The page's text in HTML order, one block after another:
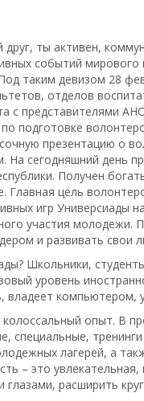
ты активен,
событий
таким девизом 28
отделов
с представителями
подготовке
презентацию о
На сегодняшний день
Получен
Главная цель
игр Универсиады
участия
и развивать свои
Школьники,
уровень
владеет
опыт. В
специальные,
лагерей, а
– это
расширить